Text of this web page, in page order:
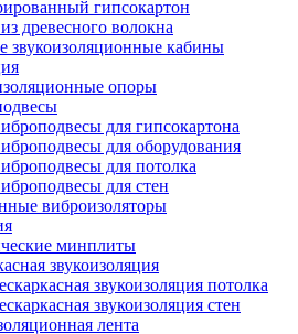
гипсокартон
древесного волокна
звукоизоляционные кабины
опоры
для гипсокартона
для оборудования
для потолка
для стен
виброизоляторы
минплиты
звукоизоляция
звукоизоляция потолка
звукоизоляция стен
лента